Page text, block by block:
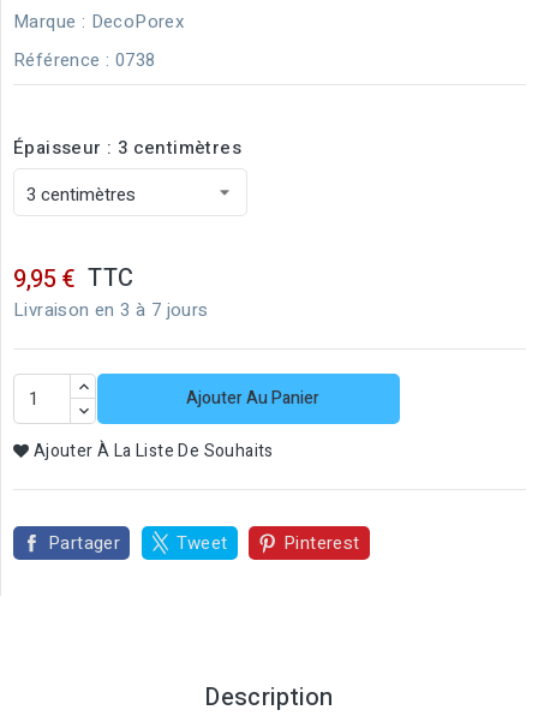
Marque : DecoPorex
Référence : 0738
Épaisseur : 3 centimètres
9,95 € TTC
Livraison en 3 à 7 jours
Ajouter Au Panier
Ajouter À La Liste De Souhaits
Partager Tweet Pinterest
Description